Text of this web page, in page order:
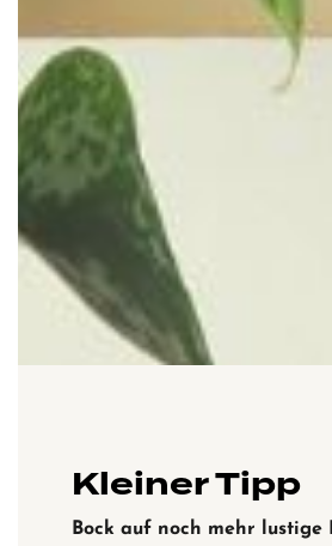
Kleiner Tipp
Bock auf noch mehr lustige